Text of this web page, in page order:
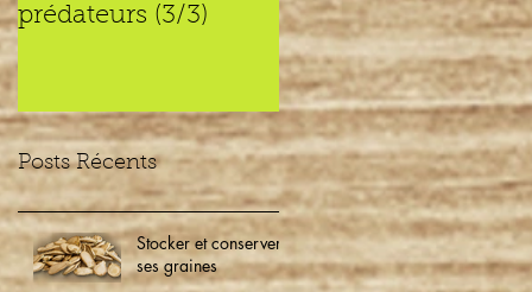
prédateurs (3/3)
recycleurs (2/3)
Posts Récents
Stocker et conserver
ses graines